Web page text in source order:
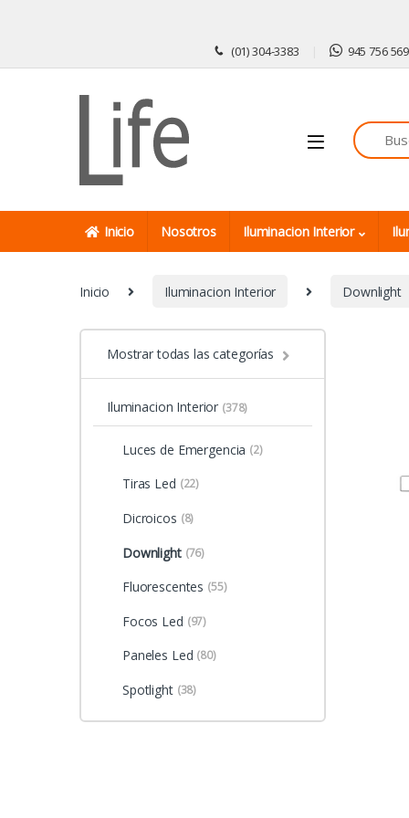
(01) 304-3383 945 756 569
Inicio Nosotros Iluminacion Interior
Inicio Iluminacion Interior Downlight
Mostrar todas las categorías
Iluminacion Interior (378)
Luces de Emergencia (2)
Tiras Led (22)
Dicroicos (8)
Downlight (76)
Fluorescentes (55)
Focos Led (97)
Paneles Led (80)
Spotlight (38)